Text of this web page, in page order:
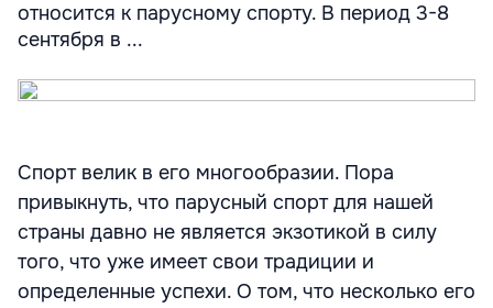
относится к парусному спорту. В период 3-8
сентября в ...
Спорт велик в его многообразии. Пора
привыкнуть, что парусный спорт для нашей
страны давно не является экзотикой в силу
того, что уже имеет свои традиции и
определенные успехи. О том, что несколько его